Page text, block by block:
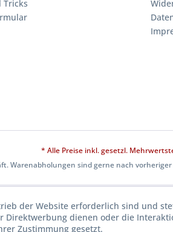
Tricks
* Alle Preise inkl. gesetzl.
Warenabholungen sind gerne nach
der Website erforderlich sind und
dienen oder die
Zustimmung gesetzt.